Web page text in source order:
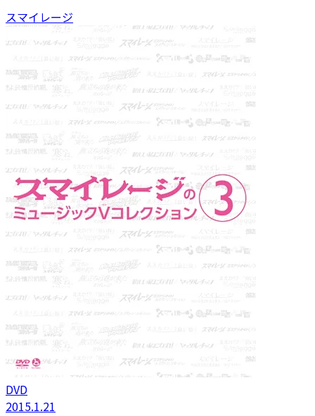
スマイレージ
DVD
2015.1.21